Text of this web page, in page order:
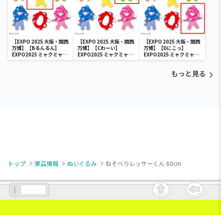
【EXPO 2025 大阪・関西
万博】【Bるんるん】
EXPO2025 ミャクミャク
カラフルゴム紐付きぬい
【EXPO 2025 大阪・関西
万博】【Cわーい】
EXPO2025 ミャクミャク
カラフルゴム紐付きぬい
【EXPO 2025 大阪・関西
万博】【Dにこっ】
EXPO2025 ミャクミャク
カラフルゴム紐付きぬい
もっと見る
トップ 景品情報 ぬいぐるみ ねそべりレッサーくん 60cm